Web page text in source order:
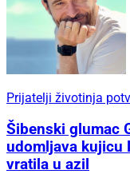
Prijatelji životinja
Šibenski glumac
udomljava kujicu
vratila u azil